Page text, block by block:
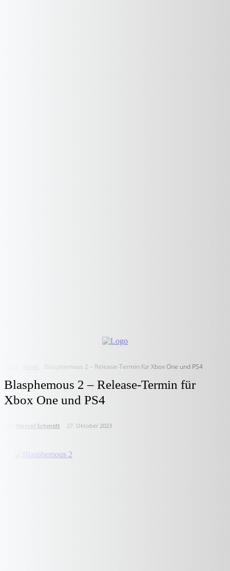
Blasphemous 2 – Release-Termin für Xbox One und PS4
Blasphemous 2 – Release-Termin für
Xbox One und PS4
Marcel Schmidt 27. Oktober 2023